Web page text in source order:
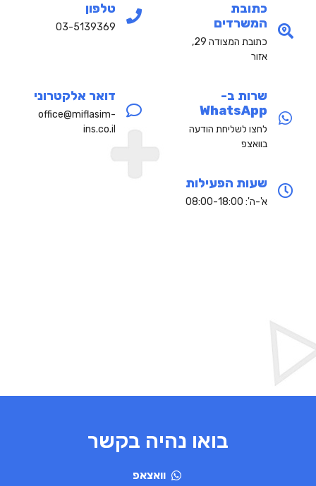
כתובת
המשרדים
כתובת המצודה 29,
אזור
טלפון
03-5139369
שרות ב-
WhatsApp
לחצו לשליחת הודעה
בוואצפ
דואר אלקטרוני
office@miflasim-
ins.co.il
שעות הפעילות
א'-ה': 08:00-18:00
בואו נהיה בקשר
וואצאפ